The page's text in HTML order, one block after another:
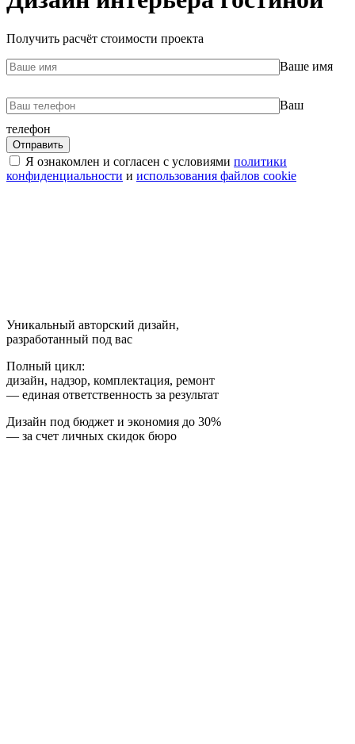
Получить расчёт стоимости проекта
Ваше имя
Ваш
телефон
Я ознакомлен и согласен с условиями политики
конфиденциальности и использования файлов cookie
Уникальный авторский дизайн,
разработанный под вас
Полный цикл:
дизайн, надзор, комплектация, ремонт
— единая ответственность за результат
Дизайн под бюджет и экономия до 30%
— за счет личных скидок бюро